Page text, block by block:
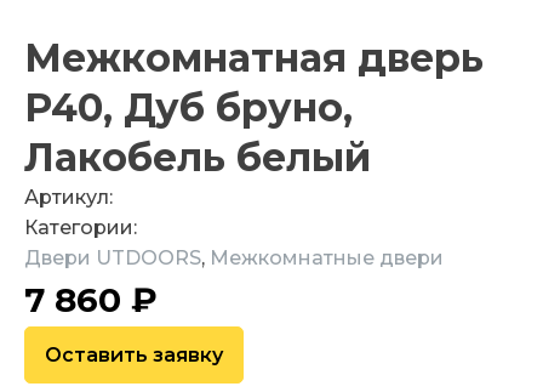
Межкомнатная дверь
P40, Дуб бруно,
Лакобель белый
Артикул:
Категории:
Двери UTDOORS, Межкомнатные двери
7 860 ₽
Оставить заявку